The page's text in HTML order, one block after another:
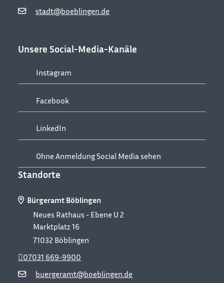
stadt@boeblingen.de
Unsere Social-Media-Kanäle
Instagram
Facebook
LinkedIn
Ohne Anmeldung Social Media sehen
Standorte
Bürgeramt Böblingen
Neues Rathaus - Ebene U 2
Marktplatz 16
71032 Böblingen
buergeramt@boeblingen.de
07031 669-9900